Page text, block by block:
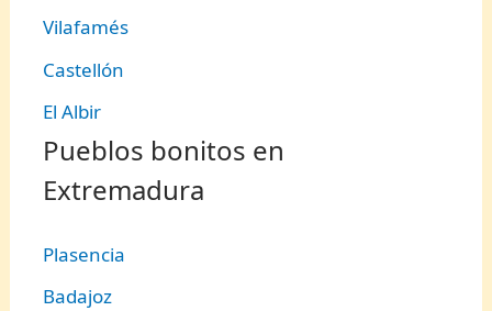
Vilafamés
Castellón
El Albir
Pueblos bonitos en
Extremadura
Plasencia
Badajoz